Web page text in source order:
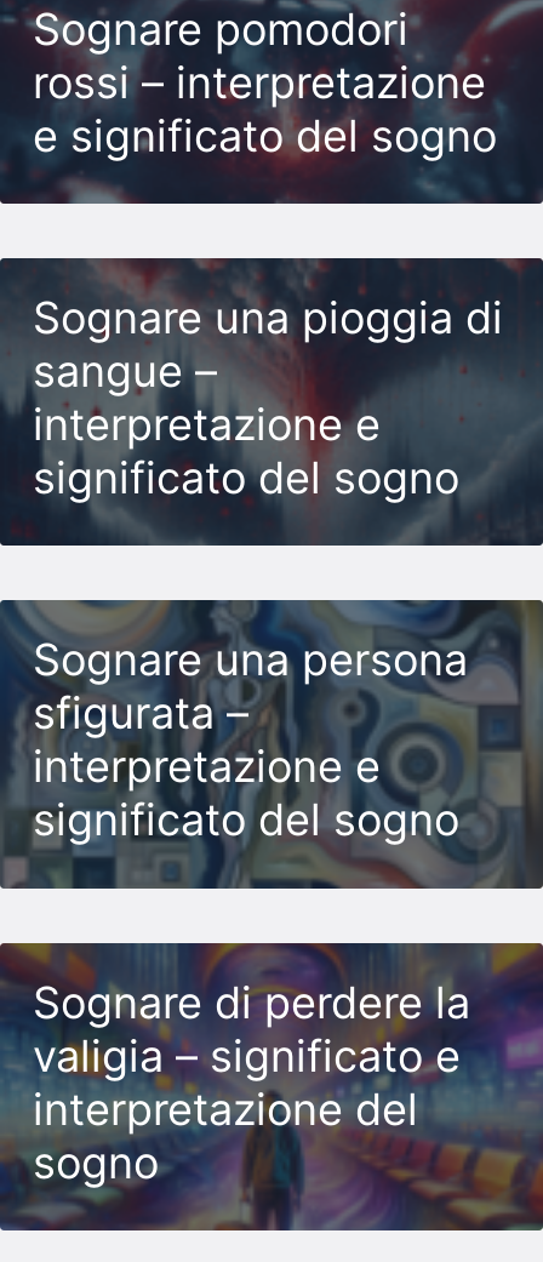
Sognare pomodori
rossi – interpretazione
e significato del sogno
Sognare una pioggia di
sangue –
interpretazione e
significato del sogno
Sognare una persona
sfigurata –
interpretazione e
significato del sogno
Sognare di perdere la
valigia – significato e
interpretazione del
sogno